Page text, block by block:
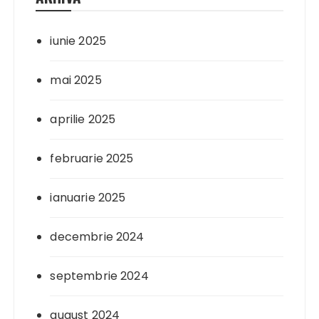
iunie 2025
mai 2025
aprilie 2025
februarie 2025
ianuarie 2025
decembrie 2024
septembrie 2024
august 2024